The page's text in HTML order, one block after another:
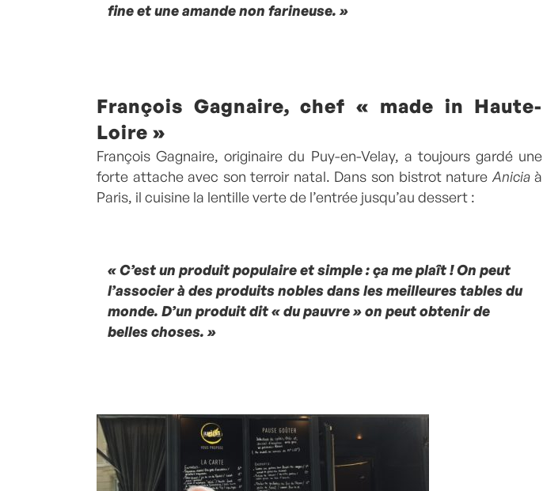
fine et une amande non farineuse. »
François Gagnaire, chef « made in Haute-
Loire »
François Gagnaire, originaire du Puy-en-Velay, a toujours gardé une
forte attache avec son terroir natal. Dans son bistrot nature Aniciaà
Paris, il cuisine la lentille verte de l’entrée jusqu’au dessert :
« C’est un produit populaire et simple : ça me plaît ! On peut
l’associer à des produits nobles dans les meilleures tables du
monde. D’un produit dit « du pauvre » on peut obtenir de
belles choses. »